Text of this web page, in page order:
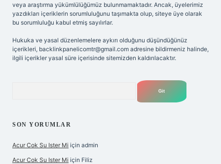
veya araştırma yükümlülüğümüz bulunmamaktadır. Ancak, üyelerimiz
yazdıkları içeriklerin sorumluluğunu taşımakta olup, siteye üye olarak
bu sorumluluğu kabul etmiş sayılırlar.
Hukuka ve yasal düzenlemelere aykırı olduğunu düşündüğünüz
içerikleri, backlinkpanelicomtr@gmail.com adresine bildirmeniz halinde,
ilgili içerikler yasal süre içerisinde sitemizden kaldırılacaktır.
SON YORUMLAR
Acur Cok Su Ister Mi için admin
Acur Cok Su Ister Mi için Filiz